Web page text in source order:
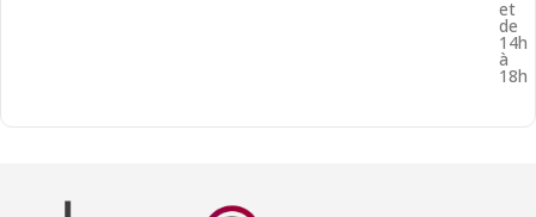
et
de
14h
à
18h